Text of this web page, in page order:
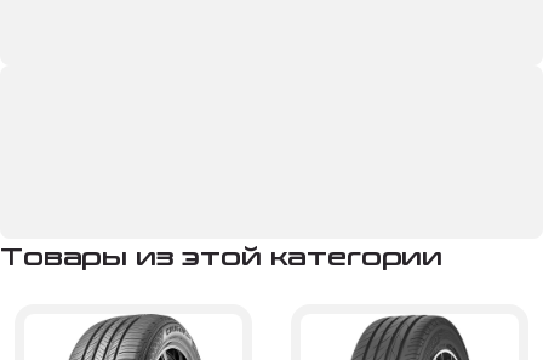
Товары из этой категории